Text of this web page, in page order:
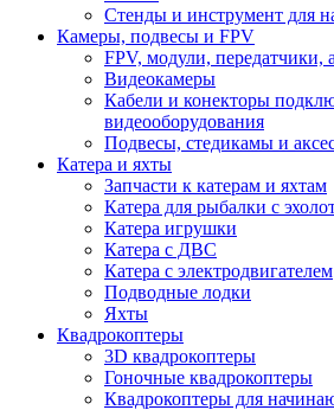
Стенды и инструмент для
Камеры, подвесы и FPV
FPV, модули, передатчики,
Видеокамеры
Кабели и конекторы
видеооборудования
Подвесы, стедикамы и
Катера и яхты
Запчасти к катерам и яхтам
Катера для рыбалки с
Катера игрушки
Катера с ДВС
Катера с электродвигателем
Подводные лодки
Яхты
Квадрокоптеры
3D квадрокоптеры
Гоночные квадрокоптеры
Квадрокоптеры для